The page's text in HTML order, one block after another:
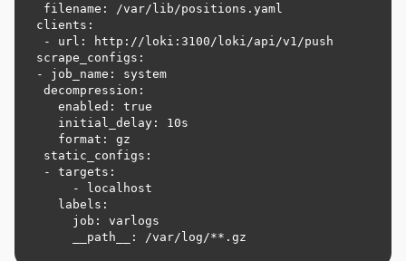
clients:
scrape_configs:
- job_name: system
     __path__: /var/log/**.gz